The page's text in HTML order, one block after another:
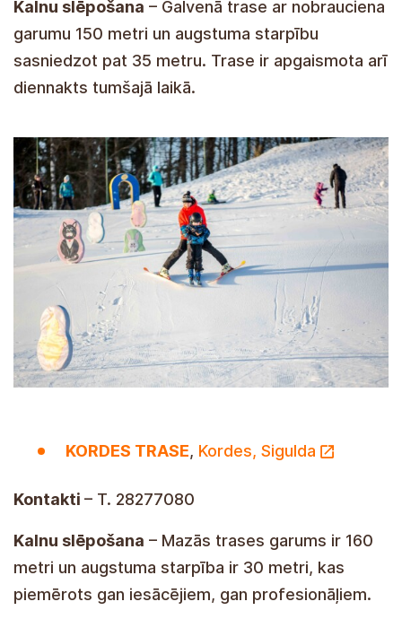
Kalnu slēpošana – Galvenā trase ar nobrauciena
garumu 150 metri un augstuma starpību
sasniedzot pat 35 metru. Trase ir apgaismota arī
diennakts tumšajā laikā.
KORDES TRASE, Kordes, Sigulda
Kontakti – T. 28277080
Kalnu slēpošana – Mazās trases garums ir 160
metri un augstuma starpība ir 30 metri, kas
piemērots gan iesācējiem, gan profesionāļiem.